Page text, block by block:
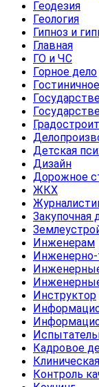
Геодезия
Геология
Гипноз и
Главная
ГО и ЧС
Горное дело
Детская
Дизайн
Дорожное
ЖКХ
Закупочная
Инженерам
Инженерно-
Инструктор
Кадровое
Контроль